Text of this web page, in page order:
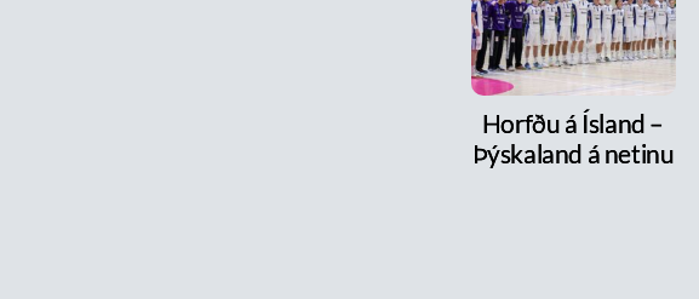
Horfðu á Ísland –
Þýskaland á netinu